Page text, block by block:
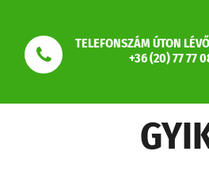
TELEFONSZÁM ÚTON
+36 (20) 77 77